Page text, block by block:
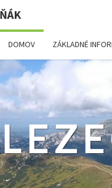
DOMOV ZÁKLADNÉ